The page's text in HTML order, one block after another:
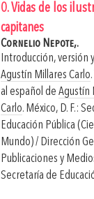
0. Vidas de los
capitanes
Cornelio Nepote,.
Introducción, versión
Agustín Millares Carlo
al español de Agustín
Carlo. México, D. F.:
Educación Pública
Mundo) / Dirección
Publicaciones y
Secretaría de